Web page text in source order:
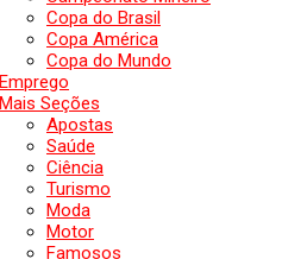
Copa do Brasil
Copa América
Copa do Mundo
Emprego
Mais Seções
Apostas
Saúde
Ciência
Turismo
Moda
Motor
Famosos